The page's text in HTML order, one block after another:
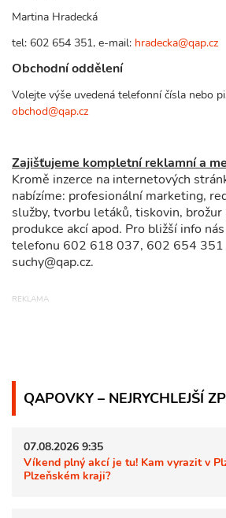
Martina Hradecká
tel: 602 654 351, e-mail: hradecka@qap.cz
Obchodní oddělení
Volejte výše uvedená telefonní čísla nebo
obchod@qap.cz
Zajišťujeme kompletní reklamní a
Kromě inzerce na internetových
nabízíme: profesionální marketing,
služby, tvorbu letáků, tiskovin, brožur
produkce akcí apod. Pro bližší info
telefonu 602 618 037, 602 654 351
suchy@qap.cz.
QAPOVKY – NEJRYCHLEJŠÍ
07.08.2026 9:35
Víkend plný akcí je tu! Kam vyrazit v
Plzeňském kraji?